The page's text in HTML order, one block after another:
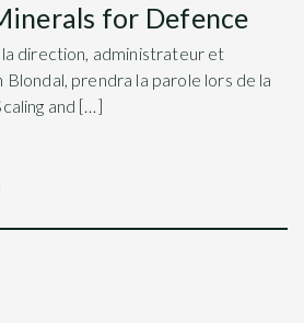
for Defence
direction, administrateur et
prendra la parole lors de la
and […]